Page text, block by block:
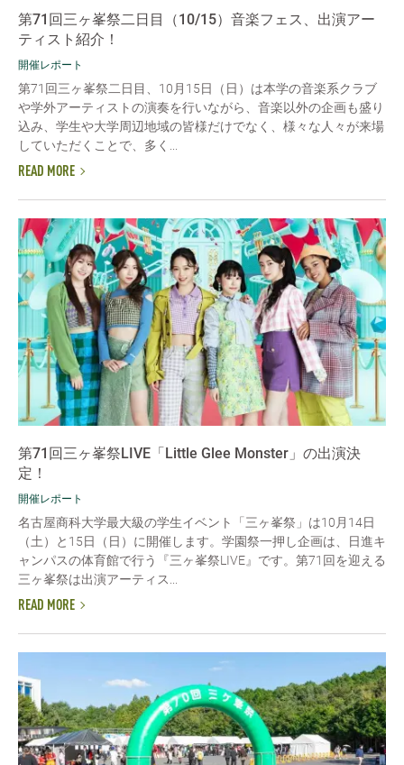
第71回三ヶ峯祭二日目（10/15）音楽フェス、出演アー
ティスト紹介！
開催レポート
第71回三ヶ峯祭二日目、10月15日（日）は本学の音楽系クラブ
や学外アーティストの演奏を行いながら、音楽以外の企画も盛り
込み、学生や大学周辺地域の皆様だけでなく、様々な人々が来場
していただくことで、多く...
READ MORE
第71回三ヶ峯祭LIVE「Little Glee Monster」の出演決
定！
開催レポート
名古屋商科大学最大級の学生イベント「三ヶ峯祭」は10月14日
（土）と15日（日）に開催します。学園祭一押し企画は、日進キ
ャンパスの体育館で行う『三ヶ峯祭LIVE』です。第71回を迎える
三ヶ峯祭は出演アーティス...
READ MORE